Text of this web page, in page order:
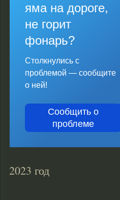
яма на дороге,
не горит
фонарь?
Столкнулись с
проблемой — сообщите
о ней!
Сообщить о
проблеме
2023 год